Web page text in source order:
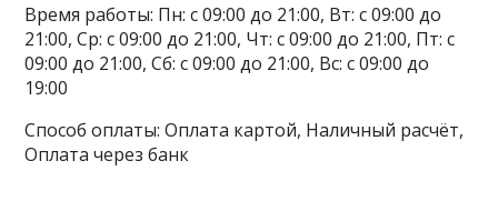
Время работы: Пн: с 09:00 до 21:00, Вт: с 09:00 до
21:00, Ср: с 09:00 до 21:00, Чт: с 09:00 до 21:00, Пт: с
09:00 до 21:00, Сб: с 09:00 до 21:00, Вс: с 09:00 до
19:00
Способ оплаты: Оплата картой, Наличный расчёт,
Оплата через банк